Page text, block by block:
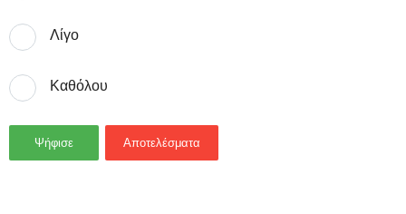
Λίγο
Καθόλου
Ψήφισε Αποτελέσματα